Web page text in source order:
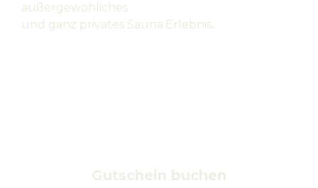
außergewöhliches
und ganz privates Sauna.Erlebnis.
Gutschein buchen